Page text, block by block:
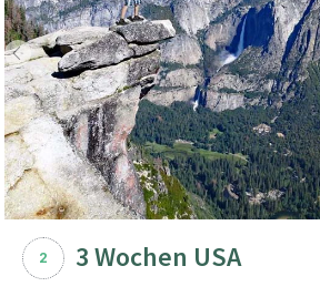
2 3 Wochen USA